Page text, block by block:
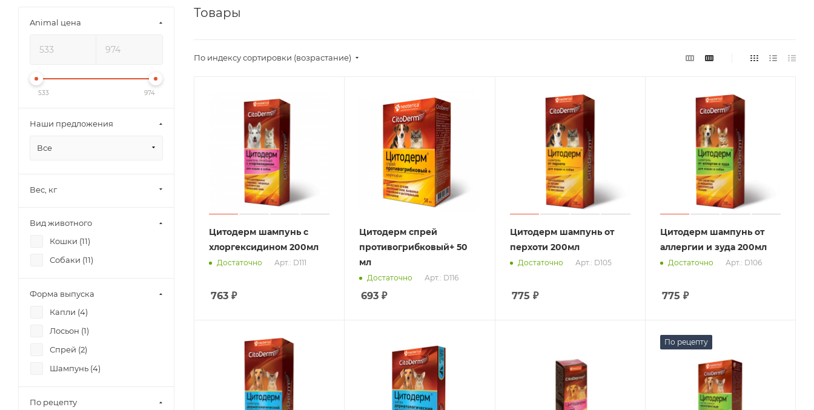
Товары
По индексу сортировки (возрастание)
Цитодерм шампунь с
хлоргексидином 200мл
Достаточно Арт.: D111
763 ₽
Цитодерм спрей
противогрибковый+ 50
мл
Достаточно Арт.: D116
693 ₽
Цитодерм шампунь от
перхоти 200мл
Достаточно Арт.: D105
775 ₽
Цитодерм шампунь от
аллергии и зуда 200мл
Достаточно Арт.: D106
775 ₽
По рецепту
Animal цена
533 974
Наши предложения
Все
Вес, кг
Вид животного
Кошки (11)
Собаки (11)
Форма выпуска
Капли (4)
Лосьон (1)
Спрей (2)
Шампунь (4)
По рецепту